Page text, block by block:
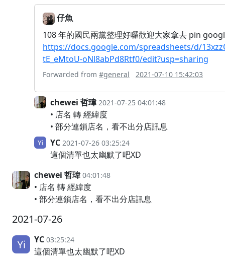
仔魚
108 年的國民兩黨整理好囉歡迎大家拿去 pin
https://docs.google.com/spreadsheets/d/
tE_eMtoU-oNl8abPd8Rtf0/edit?usp=sharing
Forwarded from #general 2021-07-10 15:42:03
chewei 哲瑋 2021-07-25 04:01:48
• 店名 轉 經緯度
• 部分連鎖店名，看不出分店訊息
YC 2021-07-26 03:25:24
這個清單也太幽默了吧XD
chewei 哲瑋 04:01:48
• 店名 轉 經緯度
• 部分連鎖店名，看不出分店訊息
2021-07-26
YC 03:25:24
這個清單也太幽默了吧XD